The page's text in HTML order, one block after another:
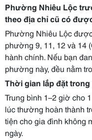
Phường Nhiêu Lộc
theo địa chỉ cũ có
Phường Nhiêu Lộc
phường 9, 11, 12 và 14
hành chính. Nếu bạn
phường này, đều nằm
Thời gian lắp đặt
Trung bình 1–2 giờ cho
lúc thường hoàn thành
tiện cho gia đình không
ngày.